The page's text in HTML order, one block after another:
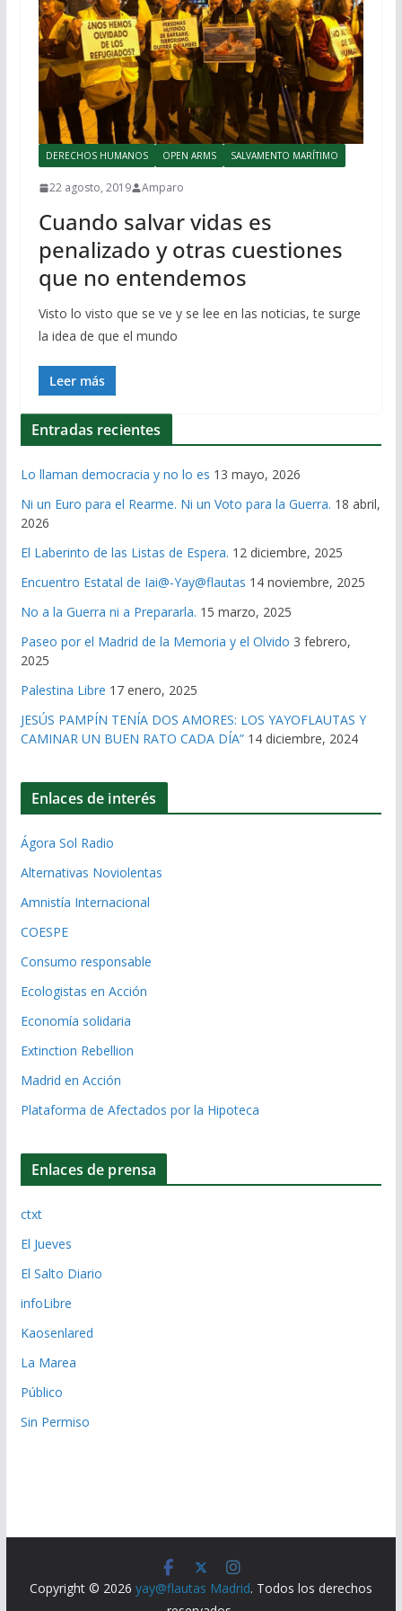
DERECHOS HUMANOS OPEN ARMS SALVAMENTO MARÍTIMO
22 agosto, 2019 Amparo
Cuando salvar vidas es
penalizado y otras cuestiones
que no entendemos
Visto lo visto que se ve y se lee en las noticias, te surge
la idea de que el mundo
Leer más
Entradas recientes
Lo llaman democracia y no lo es 13 mayo, 2026
Ni un Euro para el Rearme. Ni un Voto para la Guerra. 18 abril,
2026
El Laberinto de las Listas de Espera. 12 diciembre, 2025
Encuentro Estatal de Iai@-Yay@flautas 14 noviembre, 2025
No a la Guerra ni a Prepararla. 15 marzo, 2025
Paseo por el Madrid de la Memoria y el Olvido 3 febrero,
2025
Palestina Libre 17 enero, 2025
JESÚS PAMPÍN TENÍA DOS AMORES: LOS YAYOFLAUTAS Y
CAMINAR UN BUEN RATO CADA DÍA” 14 diciembre, 2024
Enlaces de interés
Ágora Sol Radio
Alternativas Noviolentas
Amnistía Internacional
COESPE
Consumo responsable
Ecologistas en Acción
Economía solidaria
Extinction Rebellion
Madrid en Acción
Plataforma de Afectados por la Hipoteca
Enlaces de prensa
ctxt
El Jueves
El Salto Diario
infoLibre
Kaosenlared
La Marea
Público
Sin Permiso
Copyright © 2026 yay@flautas Madrid. Todos los derechos